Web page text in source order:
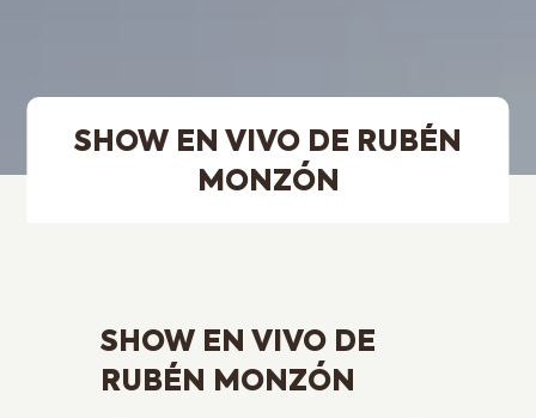
SHOW EN VIVO DE RUBÉN
MONZÓN
SHOW EN VIVO DE
RUBÉN MONZÓN